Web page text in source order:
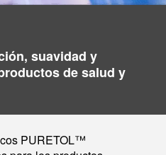
suavidad y
de salud y
PURETOL™